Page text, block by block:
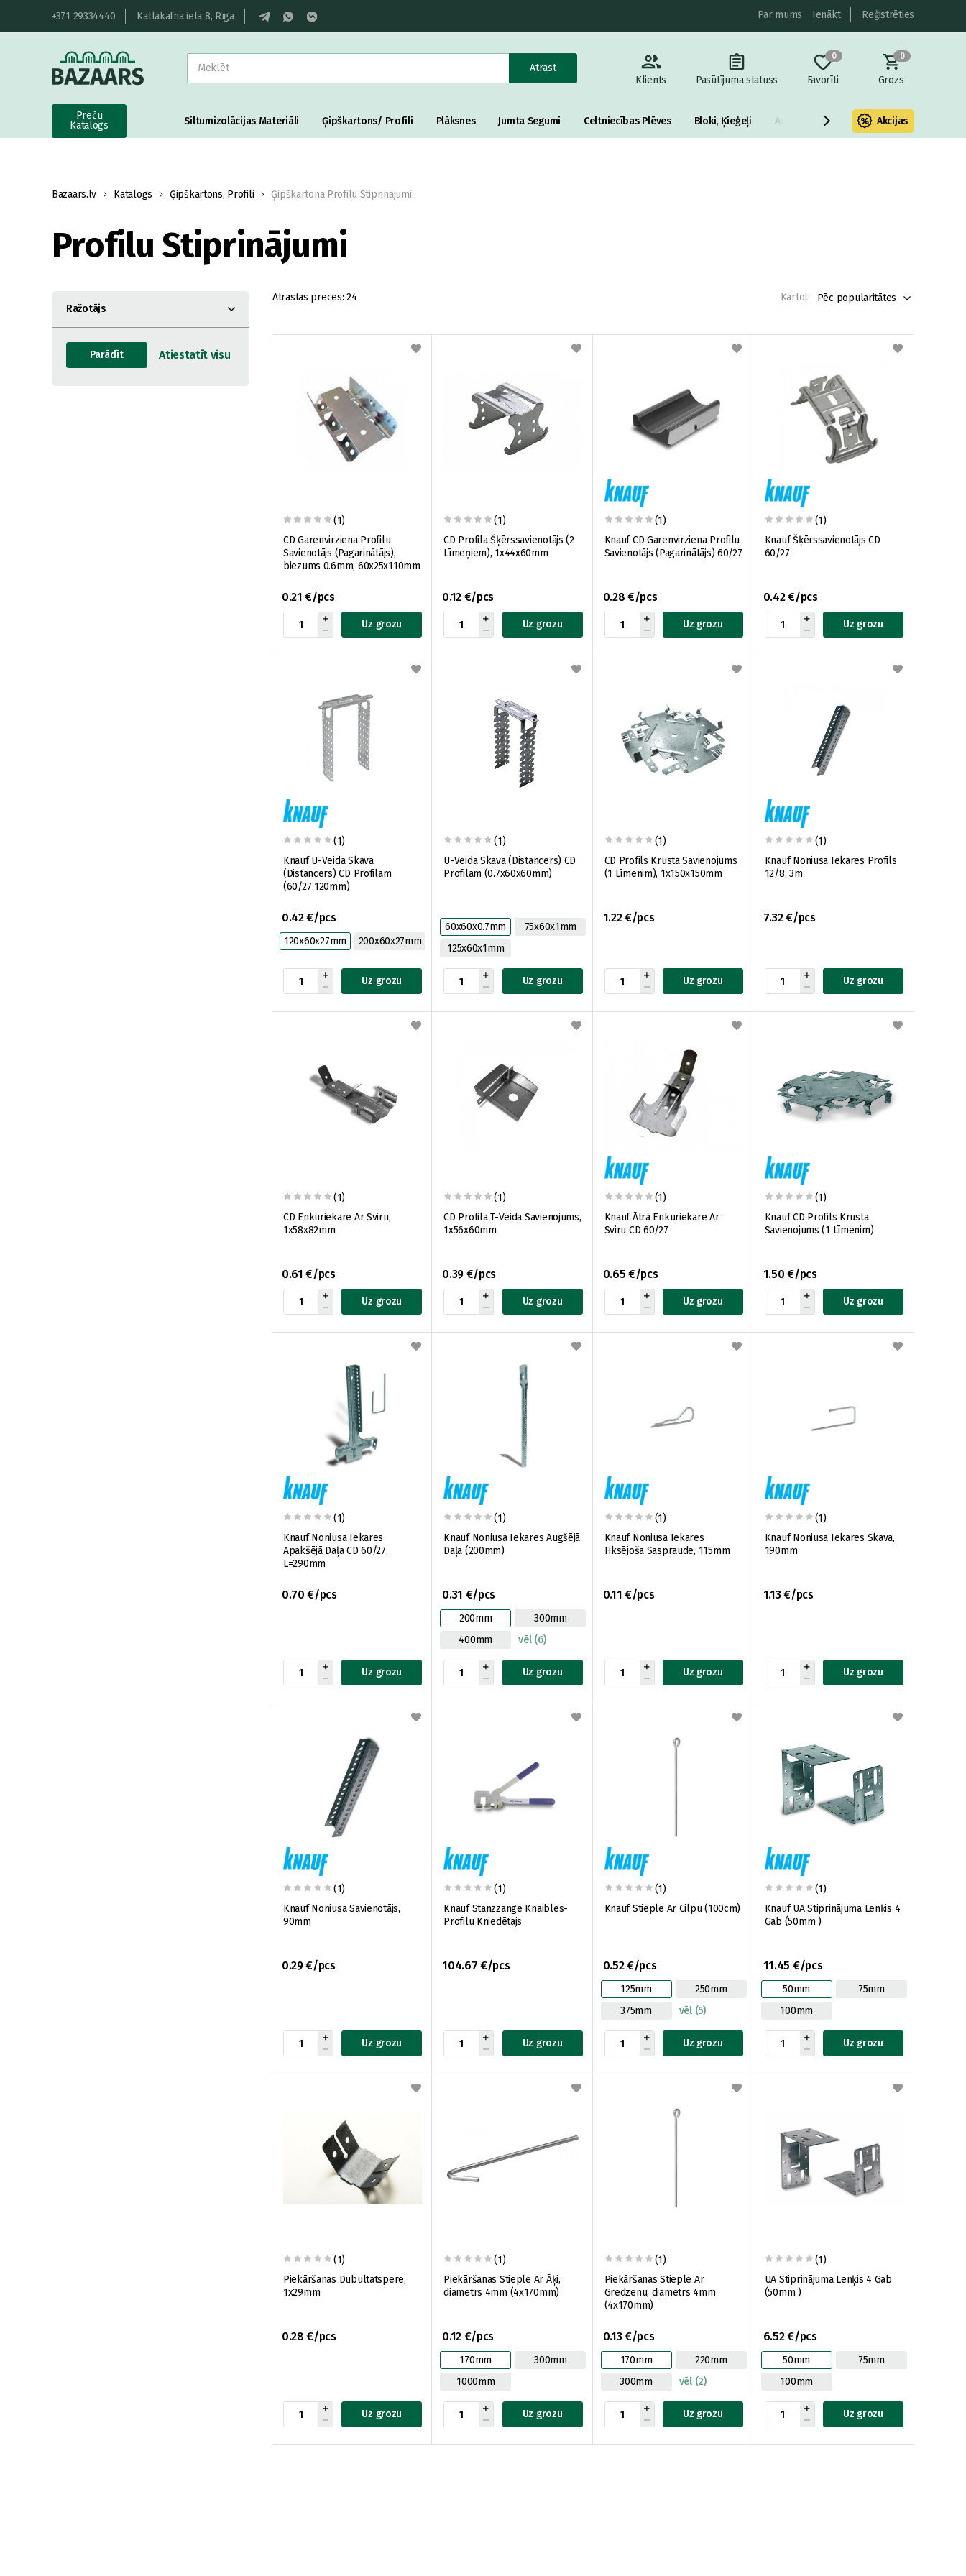
+371 29334440 Katlakalna iela 8, Rīga Par mums Ienākt Reģistrēties
Atrast
Klients
Pasūtījuma statuss
0
Favorīti
0
Grozs
Preču
Katalogs
Siltumizolācijas Materiāli Ģipškartons/ Profili Plāksnes Jumta Segumi Celtniecības Plēves Bloki, Ķieģeļi Armatūra un metāls Fasādes
Akcijas
Bazaars.lv Katalogs Ģipškartons, Profili Ģipškartona Profilu Stiprinājumi
Profilu Stiprinājumi
Ražotājs
Atrastas preces: 24 Kārtot: Pēc popularitātes
(1)
CD Garenvirziena Profilu
Savienotājs (Pagarinātājs),
biezums 0.6mm, 60x25x110mm
0.21 €/pcs
Uz grozu
(1)
CD Profila Šķērssavienotājs (2
Līmeņiem), 1x44x60mm
0.12 €/pcs
Uz grozu
(1)
Knauf CD Garenvirziena Profilu
Savienotājs (Pagarinātājs) 60/27
0.28 €/pcs
Uz grozu
(1)
Knauf Šķērssavienotājs CD
60/27
0.42 €/pcs
Uz grozu
(1)
Knauf U-Veida Skava
(Distancers) CD Profilam
(60/27 120mm)
0.42 €/pcs
120x60x27mm 200x60x27mm
Uz grozu
(1)
U-Veida Skava (Distancers) CD
Profilam (0.7x60x60mm)
60x60x0.7mm
75x60x1mm
125x60x1mm
Uz grozu
(1)
CD Profils Krusta Savienojums
(1 Līmenim), 1x150x150mm
1.22 €/pcs
Uz grozu
(1)
Knauf Noniusa Iekares Profils
12/8, 3m
7.32 €/pcs
Uz grozu
(1)
CD Enkuriekare Ar Sviru,
1x58x82mm
0.61 €/pcs
Uz grozu
(1)
CD Profila T-Veida Savienojums,
1x56x60mm
0.39 €/pcs
Uz grozu
(1)
Knauf Ātrā Enkuriekare Ar
Sviru CD 60/27
0.65 €/pcs
Uz grozu
(1)
Knauf CD Profils Krusta
Savienojums (1 Līmenim)
1.50 €/pcs
Uz grozu
(1)
Knauf Noniusa Iekares
Apakšējā Daļa CD 60/27,
L=290mm
0.70 €/pcs
Uz grozu
(1)
Knauf Noniusa Iekares Augšējā
Daļa (200mm)
0.31 €/pcs
200mm
300mm
400mm
vēl (6)
Uz grozu
(1)
Knauf Noniusa Iekares
Fiksējoša Saspraude, 115mm
0.11 €/pcs
Uz grozu
(1)
Knauf Noniusa Iekares Skava,
190mm
1.13 €/pcs
Uz grozu
(1)
Knauf Noniusa Savienotājs,
90mm
0.29 €/pcs
Uz grozu
(1)
Knauf Stanzzange Knaibles-
Profilu Kniedētajs
104.67 €/pcs
Uz grozu
(1)
Knauf Stieple Ar Cilpu (100cm)
0.52 €/pcs
125mm
250mm
375mm
vēl (5)
Uz grozu
(1)
Knauf UA Stiprinājuma Lenķis 4
Gab (50mm )
11.45 €/pcs
50mm
75mm
100mm
Uz grozu
(1)
Piekāršanas Dubultatspere,
1x29mm
0.28 €/pcs
Uz grozu
(1)
Piekāršanas Stieple Ar Āķi,
diametrs 4mm (4x170mm)
0.12 €/pcs
170mm
300mm
1000mm
Uz grozu
(1)
Piekāršanas Stieple Ar
Gredzenu, diametrs 4mm
(4x170mm)
0.13 €/pcs
170mm
220mm
300mm
vēl (2)
Uz grozu
(1)
UA Stiprinājuma Lenķis 4 Gab
(50mm )
6.52 €/pcs
50mm
75mm
100mm
Uz grozu